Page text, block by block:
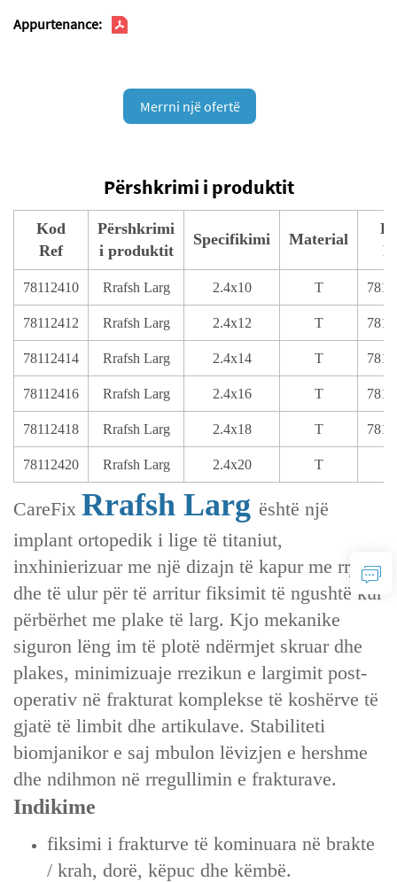
Appurtenance:
Merrni një ofertë
Përshkrimi i produktit
Kod
Ref
Përshkrimi
i produktit
Specifikimi Material
78112410 Rrafsh Larg 2.4x10 T
78112412 Rrafsh Larg 2.4x12 T
78112414 Rrafsh Larg 2.4x14 T
78112416 Rrafsh Larg 2.4x16 T
78112418 Rrafsh Larg 2.4x18 T
78112420 Rrafsh Larg 2.4x20 T
CareFix Rrafsh Larg është një
implant ortopedik i lige të titaniut,
inxhinierizuar me një dizajn të kapur me rrjedh
dhe të ulur për të arritur fiksimit të ngushtë kur
përbërhet me plake të larg. Kjo mekanike
siguron lëng im të plotë ndërmjet skruar dhe
plakes, minimizuaje rrezikun e largimit post-
operativ në frakturat komplekse të koshërve të
gjatë të limbit dhe artikulave. Stabiliteti
biomjanikor e saj mbulon lëvizjen e hershme
dhe ndihmon në rregullimin e frakturave.
Indikime
fiksimi i frakturve të kominuara në brakte
/ krah, dorë, këpuc dhe këmbë.